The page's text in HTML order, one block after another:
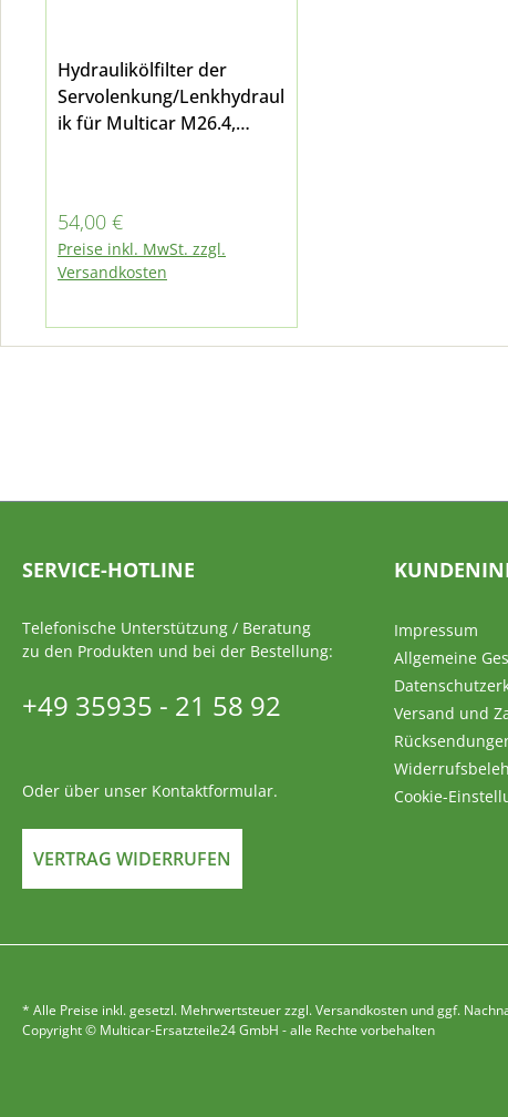
Hydraulikölfilter der
Servolenkung/Lenkhydraul
ik für Multicar M26.4,
Regulärer Preis:
54,00 €
Preise inkl. MwSt. zzgl.
Versandkosten
SERVICE-HOTLINE
Telefonische Unterstützung / Beratung
zu den Produkten und bei der Bestellung:
+49 35935 - 21 58 92
Oder über unser Kontaktformular.
VERTRAG WIDERRUFEN
Impressum
Allgemeine
Versand und
Cookie-
* Alle Preise inkl. gesetzl. Mehrwertsteuer zzgl. Versandkosten und ggf.
Copyright © Multicar-Ersatzteile24 GmbH - alle Rechte vorbehalten